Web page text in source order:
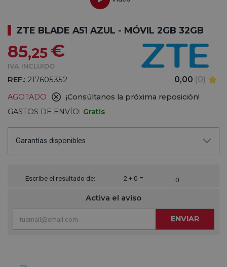
ZTE BLADE A51 AZUL - MÓVIL 2GB 32GB
85,25€
IVA INCLUIDO
REF.: 217605352 0,00 (0)
AGOTADO
¡Consúltanos la próxima reposición!
GASTOS DE ENVÍO: Gratis
Garantías disponibles
Escribe el resultado de: 2 + 0 =
Activa el aviso
ENVIAR